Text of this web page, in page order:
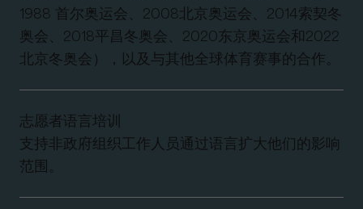
1988 首尔奥运会、2008北京奥运会、2014索契冬
奥会、2018平昌冬奥会、2020东京奥运会和2022
北京冬奥会），以及与其他全球体育赛事的合作。
志愿者语言培训
支持非政府组织工作人员通过语言扩大他们的影响
范围。